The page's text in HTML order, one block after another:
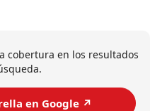
cobertura en los resultados
en Google ↗️